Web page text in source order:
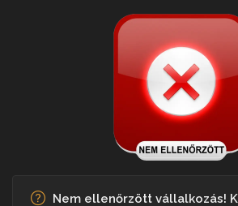
Nem ellenőrzött vállalkozás!